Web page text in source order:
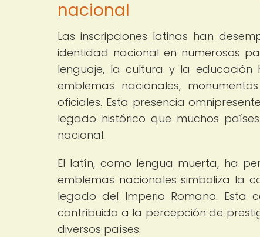
nacional
Las inscripciones latinas han
identidad nacional en numerosos
lenguaje, la cultura y la educación
emblemas nacionales,
oficiales. Esta presencia
legado histórico que muchos
nacional.
El latín, como lengua muerta, ha
emblemas nacionales simboliza la
legado del Imperio Romano. Esta
contribuido a la percepción de
diversos países.